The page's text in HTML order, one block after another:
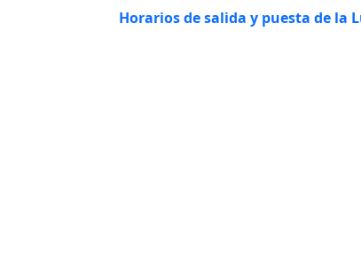
Horarios de salida y puesta de la